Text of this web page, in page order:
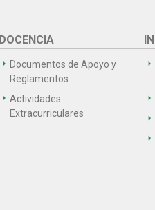
DOCENCIA
Documentos de Apoyo y
Reglamentos
Actividades
Extracurriculares